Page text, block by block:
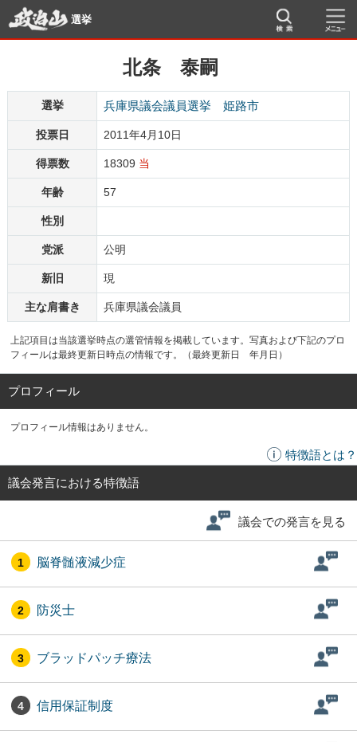
選挙
北条 泰嗣
選挙 兵庫県議会議員選挙 姫路市
投票日 2011年4月10日
得票数 18309 当
年齢 57
性別
党派 公明
新旧 現
主な肩書き 兵庫県議会議員
上記項目は当該選挙時点の選管情報を掲載しています。写真および下記のプロ
フィールは最終更新日時点の情報です。（最終更新日 年月日）
プロフィール
プロフィール情報はありません。
特徴語とは？
議会発言における特徴語
議会での発言を見る
1 脳脊髄液減少症
2 防災士
3 ブラッドパッチ療法
4 信用保証制度